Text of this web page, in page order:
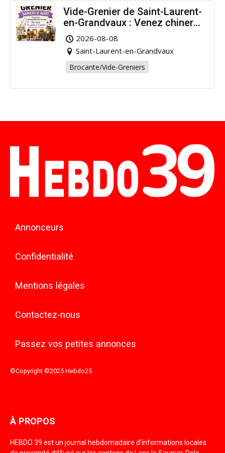
Vide-Grenier de Saint-Laurent-
en-Grandvaux : Venez chiner
pour la bonne cause !
2026-08-08
Saint-Laurent-en-Grandvaux
Brocante/Vide-Greniers